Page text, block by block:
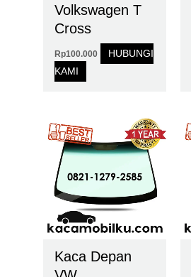
Volkswagen T
Cross
Rp100.000
HUBUNGI
KAMI
Kaca Depan